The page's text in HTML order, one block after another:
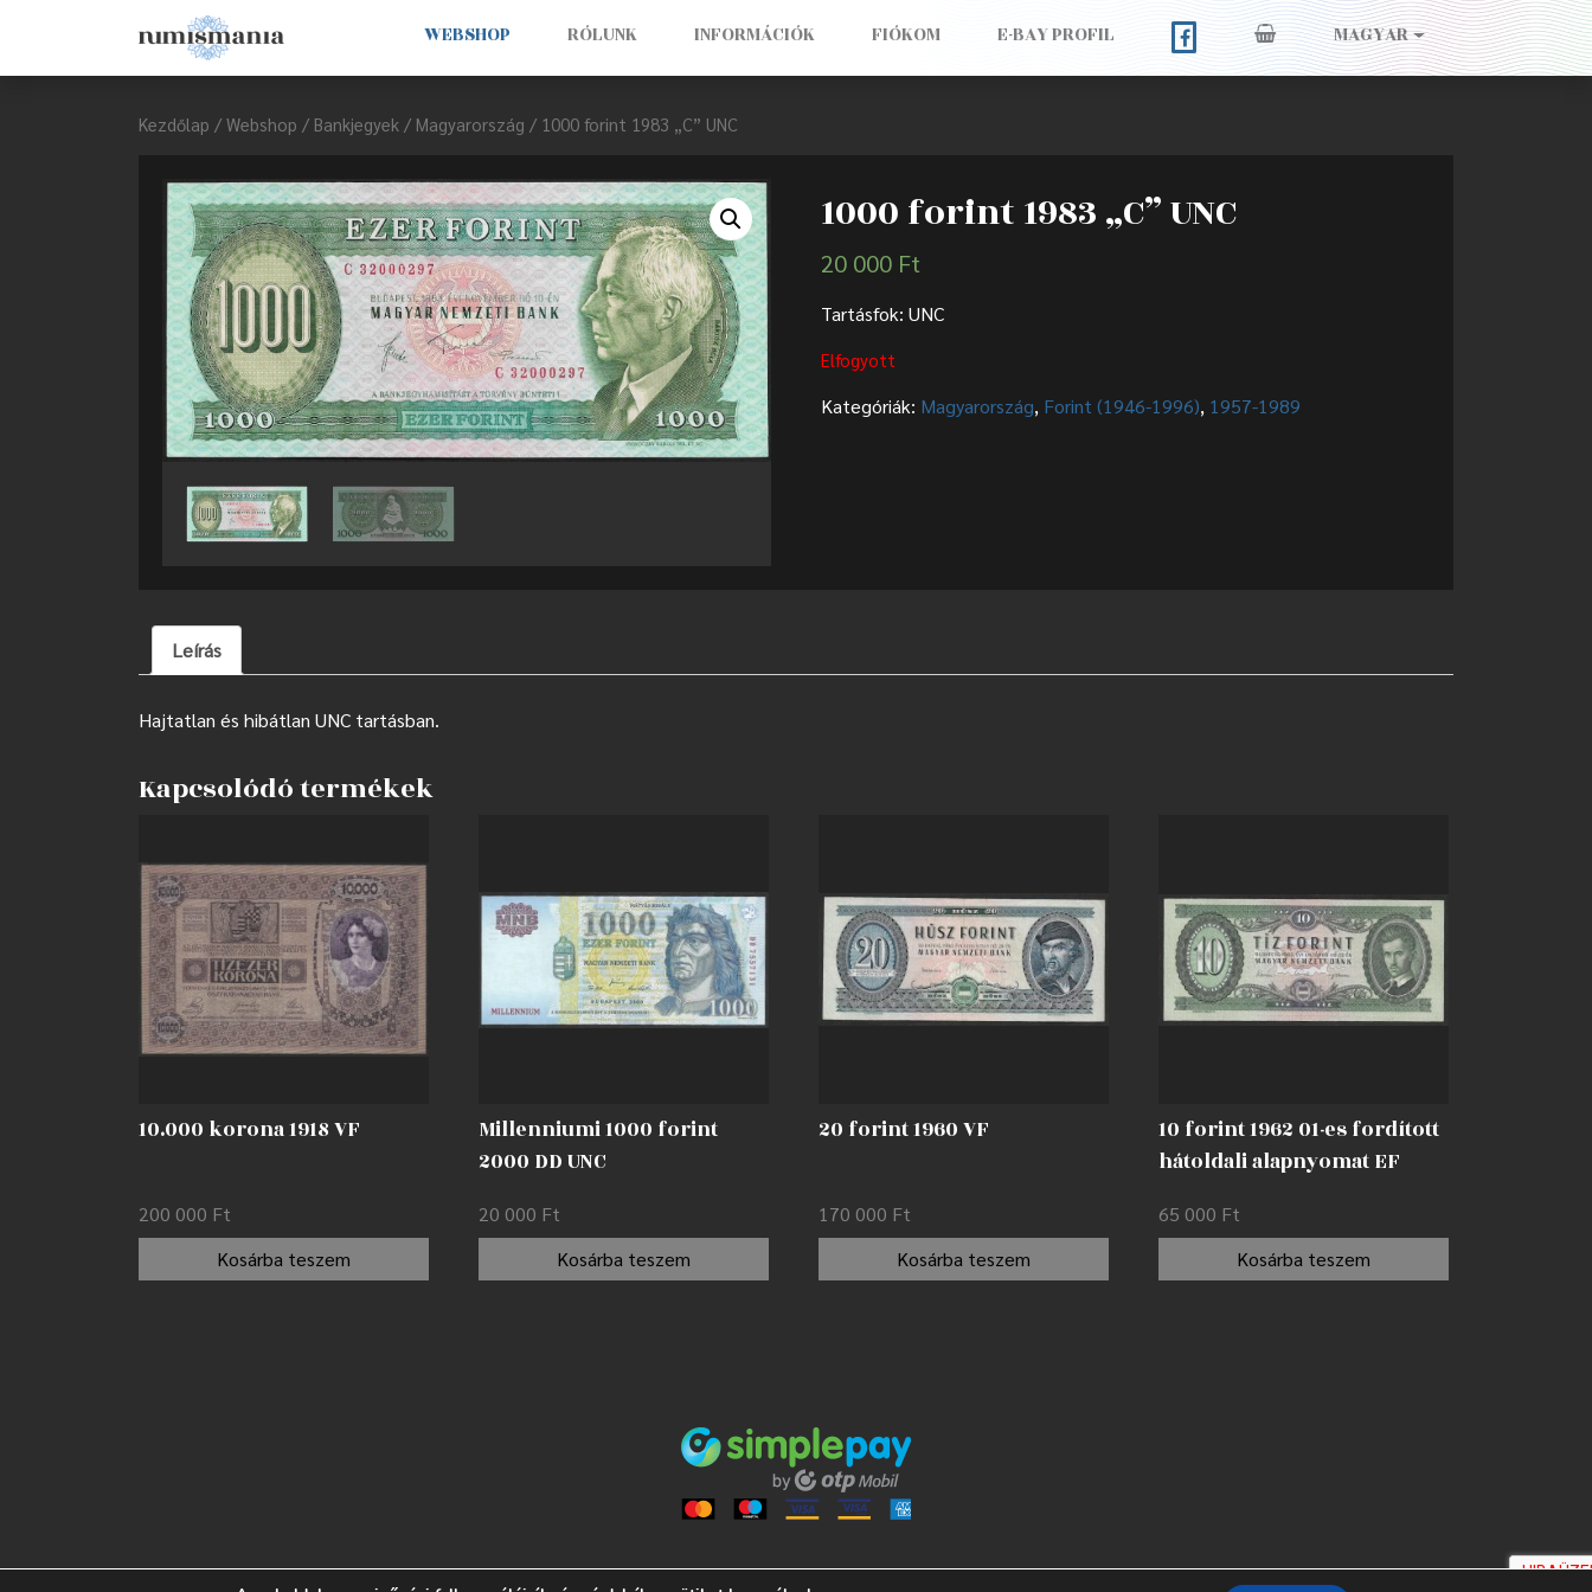
WEBSHOP RÓLUNK INFORMÁCIÓK FIÓKOM E-BAY PROFIL MAGYAR
Kezdőlap / Webshop / Bankjegyek / Magyarország / 1000 forint 1983 „C” UNC
1000 forint 1983 „C” UNC
20 000 Ft
Tartásfok: UNC
Elfogyott
Kategóriák: Magyarország, Forint (1946-1996), 1957-1989
Leírás
Hajtatlan és hibátlan UNC tartásban.
Kapcsolódó termékek
10.000 korona 1918 VF
200 000 Ft
Kosárba teszem
Millenniumi 1000 forint
2000 DD UNC
20 000 Ft
Kosárba teszem
20 forint 1960 VF
170 000 Ft
Kosárba teszem
10 forint 1962 01-es fordított
hátoldali alapnyomat EF
65 000 Ft
Kosárba teszem